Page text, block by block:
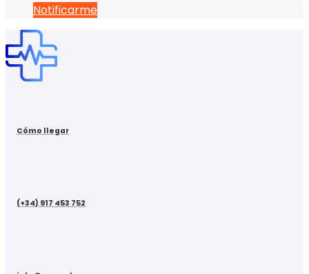
Notificarme
Cómo llegar
(+34) 917 453 752